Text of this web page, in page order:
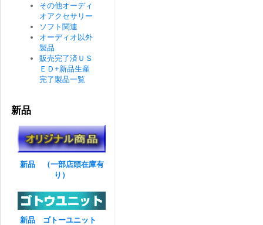
その他オーディ
オアクセサリー
ソフト関連
オーディオ以外
製品
販売完了済ＵＳ
ＥＤ+新品生産
完了製品一覧
新品
新品 （一部店頭在庫有
り）
新品 ゴトーユニット